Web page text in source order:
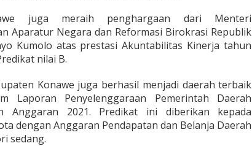
juga meraih penghargaan dari Menteri
Aparatur Negara dan Reformasi Birokrasi Republik
Kumolo atas prestasi Akuntabilitas Kinerja tahun
nilai B.
Konawe juga berhasil menjadi daerah terbaik
Laporan Penyelenggaraan Pemerintah Daerah
Anggaran 2021. Predikat ini diberikan kepada
dengan Anggaran Pendapatan dan Belanja Daerah
sedang.